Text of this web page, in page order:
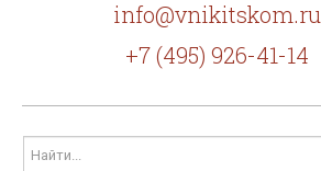
info@vnikitskom.ru
+7 (495) 926-41-14